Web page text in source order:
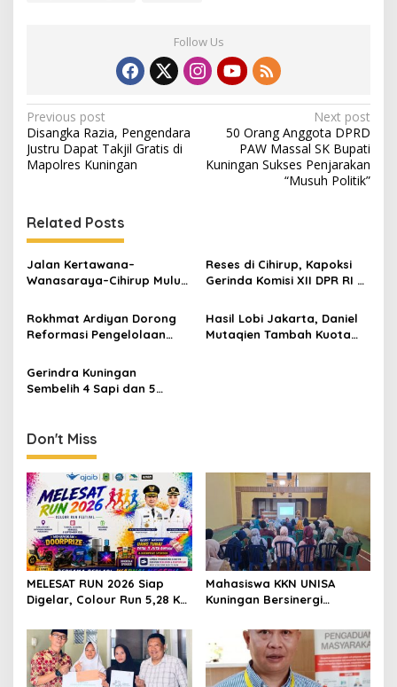
Follow Us
Post
navigation
Previous post
Disangka Razia, Pengendara
Justru Dapat Takjil Gratis di
Mapolres Kuningan
Next post
50 Orang Anggota DPRD
PAW Massal SK Bupati
Kuningan Sukses Penjarakan
“Musuh Politik”
Related Posts
Jalan Kertawana–
Wanasaraya–Cihirup Mulus,
Perjuangan Anggota DPR RI
Rokhmat Ardiyan
Reses di Cihirup, Kapoksi
Gerinda Komisi XII DPR RI H
PIP untuk 242 Siswa
Rokhmat Ardiyan Dorong
Reformasi Pengelolaan
Lingkungan Berkelanjutan
Hasil Lobi Jakarta, Daniel
Mutaqien Tambah Kuota
Gerindra Kuningan
Sembelih 4 Sapi dan 5
Warga
Don't Miss
MELESAT RUN 2026 Siap
Digelar, Colour Run 5,28 Km
dan Promosi Kuningan
Mahasiswa KKN UNISA
Kuningan Bersinergi
Puskesmas, Fokus Edukasi
ASI, Cegah Stunting hingga
Perawatan Lansia